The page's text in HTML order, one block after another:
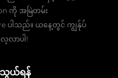
ကို အမြဲတမ်း
ပါသည်။ ယနေ့တွင် ကျွန်ုပ်
လာပါ!
ယ်ရန်